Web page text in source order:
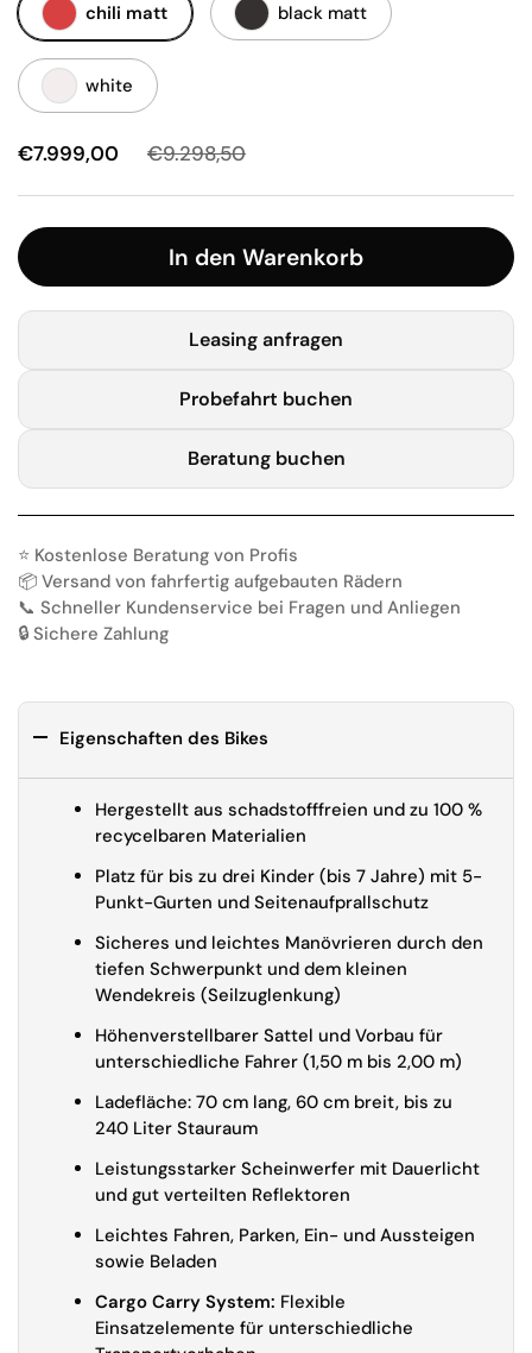
chili matt black matt
white
€7.999,00 €9.298,50
In den Warenkorb
Leasing anfragen
Probefahrt buchen
Beratung buchen
⭐️ Kostenlose Beratung von Profis
📦 Versand von fahrfertig aufgebauten Rädern
📞 Schneller Kundenservice bei Fragen und Anliegen
🔒 Sichere Zahlung
Eigenschaften des Bikes
Hergestellt aus schadstofffreien und zu 100 %
recycelbaren Materialien
Platz für bis zu drei Kinder (bis 7 Jahre) mit 5-
Punkt-Gurten und Seitenaufprallschutz
Sicheres und leichtes Manövrieren durch den
tiefen Schwerpunkt und dem kleinen
Wendekreis (Seilzuglenkung)
Höhenverstellbarer Sattel und Vorbau für
unterschiedliche Fahrer (1,50 m bis 2,00 m)
Ladefläche: 70 cm lang, 60 cm breit, bis zu
240 Liter Stauraum
Leistungsstarker Scheinwerfer mit Dauerlicht
und gut verteilten Reflektoren
Leichtes Fahren, Parken, Ein- und Aussteigen
sowie Beladen
Cargo Carry System: Flexible
Einsatzelemente für unterschiedliche